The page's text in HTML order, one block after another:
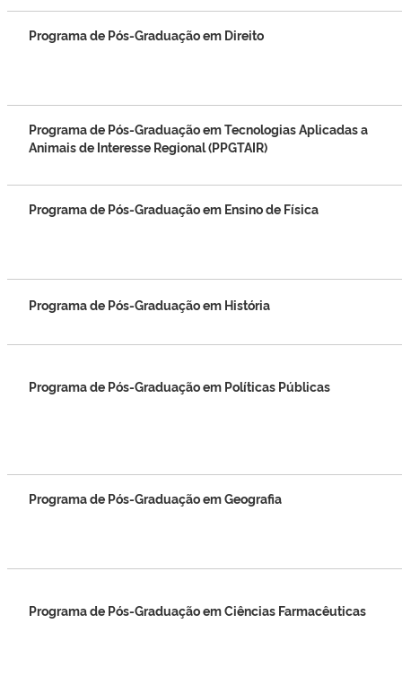
Programa de Pós-Graduação em Direito
Programa de Pós-Graduação em Tecnologias Aplicadas a
Animais de Interesse Regional (PPGTAIR)
Programa de Pós-Graduação em Ensino de Física
Programa de Pós-Graduação em História
Programa de Pós-Graduação em Políticas Públicas
Programa de Pós-Graduação em Geografia
Programa de Pós-Graduação em Ciências Farmacêuticas